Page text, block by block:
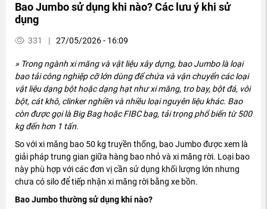
Bao Jumbo sử dụng khi nào? Các lưu ý khi sử
dụng
331 | 27/05/2026 - 16:09
» Trong ngành xi măng và vật liệu xây dựng, bao Jumbo là loại
bao tải công nghiệp cỡ lớn dùng để chứa và vận chuyển các loại
vật liệu dạng bột hoặc dạng hạt như xi măng, tro bay, bột đá, vôi
bột, cát khô, clinker nghiền và nhiều loại nguyên liệu khác. Bao
còn được gọi là Big Bag hoặc FIBC bag, tải trọng phổ biến từ 500
kg đến hơn 1 tấn.
So với xi măng bao 50 kg truyền thống, bao Jumbo được xem là
giải pháp trung gian giữa hàng bao nhỏ và xi măng rời. Loại bao
này phù hợp với các đơn vị cần sử dụng khối lượng lớn nhưng
chưa có silo để tiếp nhận xi măng rời bằng xe bồn.
Bao Jumbo thường sử dụng khi nào?